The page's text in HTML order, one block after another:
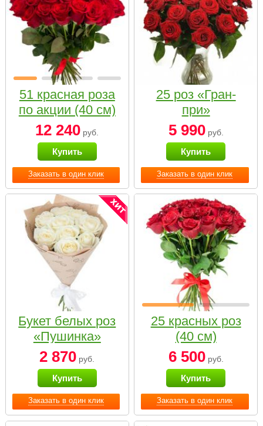
Заказать в один клик
51 красная роза
по акции (40 см)
12 240 руб.
Купить
Заказать в один клик
25 роз «Гран-
при»
5 990руб.
Купить
Заказать в один клик
Букет белых роз
«Пушинка»
2 870 руб.
Купить
Заказать в один клик
25 красных роз
(40 см)
6 500руб.
Купить